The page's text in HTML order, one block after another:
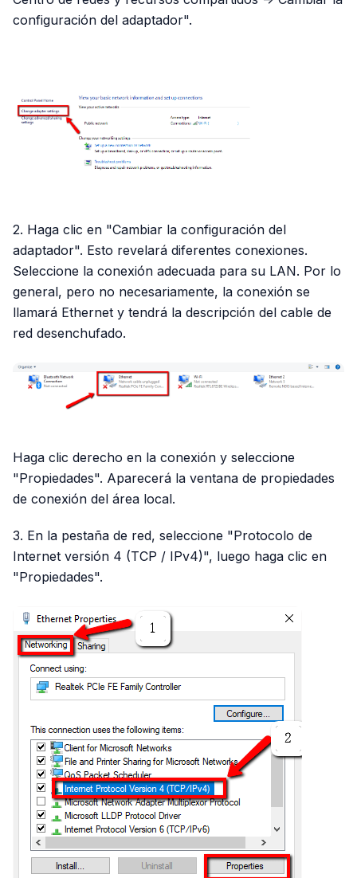
configuración del adaptador".
2. Haga clic en "Cambiar la configuración del
adaptador". Esto revelará diferentes conexiones.
Seleccione la conexión adecuada para su LAN. Por lo
general, pero no necesariamente, la conexión se
llamará Ethernet y tendrá la descripción del cable de
red desenchufado.
Haga clic derecho en la conexión y seleccione
"Propiedades". Aparecerá la ventana de propiedades
de conexión del área local.
3. En la pestaña de red, seleccione "Protocolo de
Internet versión 4 (TCP / IPv4)", luego haga clic en
"Propiedades".